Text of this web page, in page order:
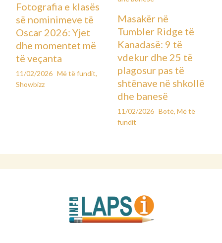
Fotografia e klasës
së nominimeve të
Oscar 2026: Yjet
dhe momentet më
të veçanta
11/02/2026 Më të fundit,
Showbizz
Masakër në
Tumbler Ridge të
Kanadasë: 9 të
vdekur dhe 25 të
plagosur pas të
shtënave në shkollë
dhe banesë
11/02/2026 Botë, Më të
fundit